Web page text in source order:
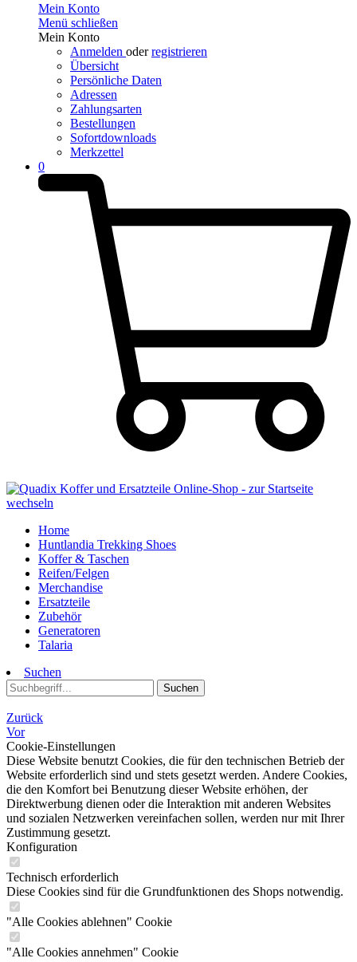
Mein Konto
Menü schließen
Mein Konto
Anmelden oderregistrieren
Übersicht
Persönliche Daten
Adressen
Zahlungsarten
Bestellungen
Sofortdownloads
Merkzettel
0
Home
Huntlandia Trekking Shoes
Koffer & Taschen
Reifen/Felgen
Merchandise
Ersatzteile
Zubehör
Generatoren
Talaria
Suchen
Suchen
Zurück
Vor
Cookie-Einstellungen
Diese Website benutzt Cookies, die für den technischen Betrieb der
Website erforderlich sind und stets gesetzt werden. Andere Cookies,
die den Komfort bei Benutzung dieser Website erhöhen, der
Direktwerbung dienen oder die Interaktion mit anderen Websites
und sozialen Netzwerken vereinfachen sollen, werden nur mit Ihrer
Zustimmung gesetzt.
Konfiguration
Technisch erforderlich
Diese Cookies sind für die Grundfunktionen des Shops notwendig.
"Alle Cookies ablehnen" Cookie
"Alle Cookies annehmen" Cookie